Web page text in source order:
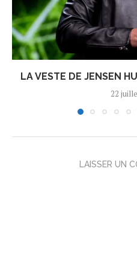
LA VESTE DE JENSEN
22
LAISSER UN